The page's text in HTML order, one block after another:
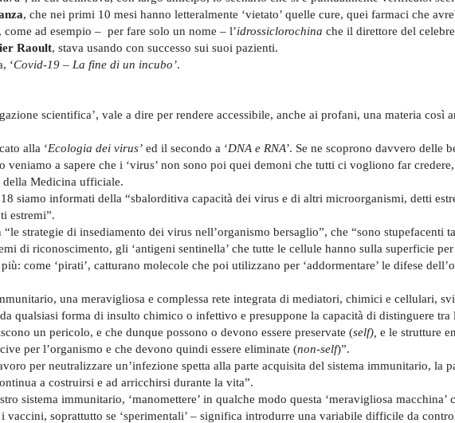
, che nei primi 10 mesi hanno letteralmente ‘vietato’ quelle cure, quei farmaci che
ad esempio – per fare solo un nome – l’idrossiclorochina che il direttore del
Raoult, stava usando con successo sui suoi pazienti.
‘Covid-19 – La fine di un incubo’.
scientifica’, vale a dire per rendere accessibile, anche ai profani, una materia così
alla ‘Ecologia dei virus’ ed il secondo a ‘DNA e RNA’. Se ne scoprono davvero delle
veniamo a sapere che i ‘virus’ non sono poi quei demoni che tutti ci vogliono far
Medicina ufficiale.
siamo informati della “sbalorditiva capacità dei virus e di altri microorganismi, detti
estremi”.
strategie di insediamento dei virus nell’organismo bersaglio”, che “sono stupefacenti
di riconoscimento, gli ‘antigeni sentinella’ che tutte le cellule hanno sulla superficie
come ‘pirati’, catturano molecole che poi utilizzano per ‘addormentare’ le difese
una meravigliosa e complessa rete integrata di mediatori, chimici e cellulari,
qualsiasi forma di insulto chimico o infettivo e presuppone la capacità di distinguere tra
un pericolo, e che dunque possono o devono essere preservate (self), e le strutture
per l’organismo e che devono quindi essere eliminate (non-self)”.
per neutralizzare un’infezione spetta alla parte acquisita del sistema immunitario, la
a costruirsi e ad arricchirsi durante la vita”.
sistema immunitario, ‘manomettere’ in qualche modo questa ‘meravigliosa macchina’
vaccini, soprattutto se ‘sperimentali’ – significa introdurre una variabile difficile da